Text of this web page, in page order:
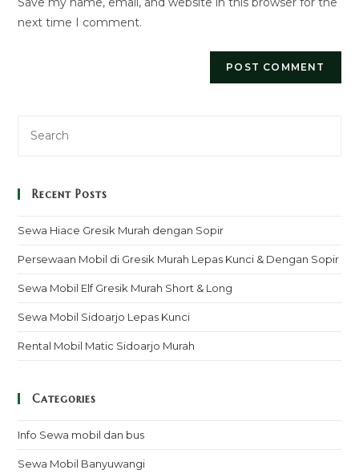
(optional)
next time I comment.
Recent Posts
Sewa Hiace Gresik Murah dengan Sopir
Persewaan Mobil di Gresik Murah Lepas Kunci & Dengan Sopir
Sewa Mobil Elf Gresik Murah Short & Long
Sewa Mobil Sidoarjo Lepas Kunci
Rental Mobil Matic Sidoarjo Murah
Categories
Info Sewa mobil dan bus
Sewa Mobil Banyuwangi